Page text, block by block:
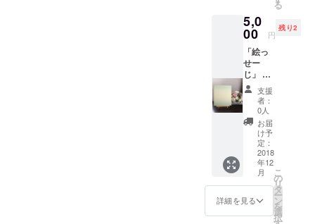
初回年
内にご
来店い
ただけ
れば残
りは
2019/2
末まで
にご利
用くだ
さい
（来店
時に残
りのチ
ケット
お渡し
しま
す。）
必ずご
能等が
分かる
シート
を3枚
(A4サイ
ズ)郵送
到着
後、オ
ンライ
ン無料
診断50
分とな
りま
す。 (有
効期限
2019年
1月末ま
ン》
キャリ
アトラ
ンプと
は、
「ゲー
ムをし
ながら
自己肯
定感を
上げ未
来を描
く」
カード
式ツー
ルで
す。何
る
5,0
00 円
残り2
「絵っ
せー
じ」 大
切な人
に 自分
自身に
も 語り
かけま
す。
ほっこ
り癒し
の文字
アート♪
喜怒哀
楽 文字
を絵に
支援
者：
0人
お届
け予
定：
2018
年12
月
詳細を見る
こ
の
リ
タ
ー
ン
を
選
択